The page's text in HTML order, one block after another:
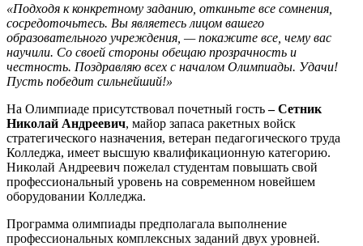
«Подходя к конкретному заданию, откиньте все сомнения,
сосредоточьтесь. Вы являетесь лицом вашего
образовательного учреждения, — покажите все, чему вас
научили. Со своей стороны обещаю прозрачность и
честность. Поздравляю всех с началом Олимпиады. Удачи!
Пусть победит сильнейший!»
На Олимпиаде присутствовал почетный гость– Сетник
Николай Андреевич, майор запаса ракетных войск
стратегического назначения, ветеран педагогического труда
Колледжа, имеет высшую квалификационную категорию.
Николай Андреевич пожелал студентам повышать свой
профессиональный уровень на современном новейшем
оборудовании Колледжа.
Программа олимпиады предполагала выполнение
профессиональных комплексных заданий двух уровней.